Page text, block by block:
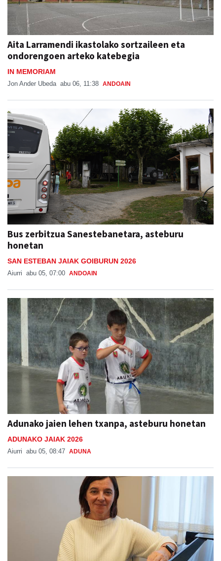
Aita Larramendi ikastolako sortzaileen eta
ondorengoen arteko katebegia
IN MEMORIAM
Jon Ander Ubeda abu 06, 11:38 ANDOAIN
Bus zerbitzua Sanestebanetara, asteburu
honetan
SAN ESTEBAN JAIAK GOIBURUN 2026
Aiurri abu 05, 07:00 ANDOAIN
Adunako jaien lehen txanpa, asteburu honetan
ADUNAKO JAIAK 2026
Aiurri abu 05, 08:47 ADUNA